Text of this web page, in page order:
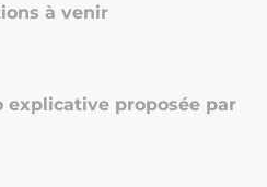
à venir
explicative proposée par